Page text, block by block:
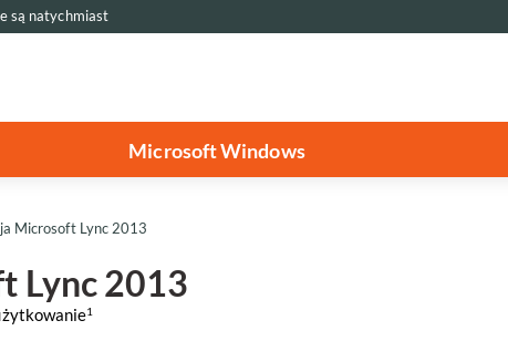
są natychmiast
Microsoft Windows
Microsoft Lync 2013
Lync 2013
1